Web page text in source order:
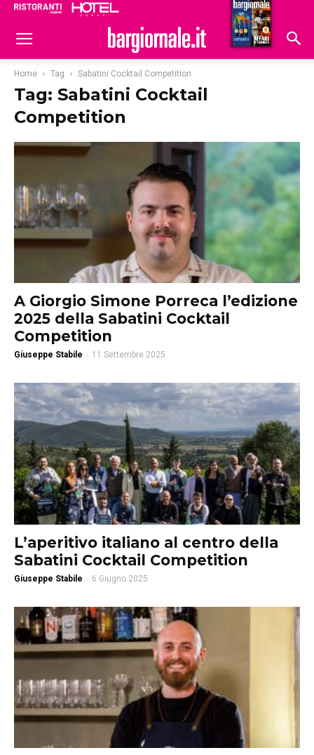
Hoteldomani
Home Tag Sabatini Cocktail Competition
Tag: Sabatini Cocktail
Competition
A Giorgio Simone Porreca l’edizione
2025 della Sabatini Cocktail
Competition
Giuseppe Stabile - 11 Settembre 2025
L’aperitivo italiano al centro della
Sabatini Cocktail Competition
Giuseppe Stabile - 6 Giugno 2025